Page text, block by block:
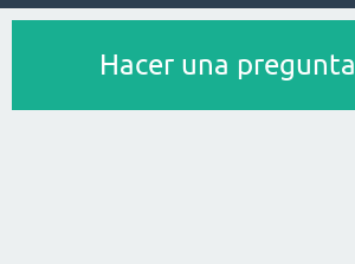
Hacer una pregunta